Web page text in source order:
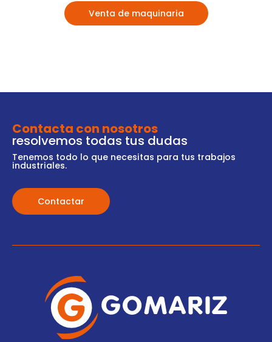
Venta de maquinaria
Contacta con nosotros
resolvemos todas tus dudas
Tenemos todo lo que necesitas para tus trabajos
industriales.
Contactar